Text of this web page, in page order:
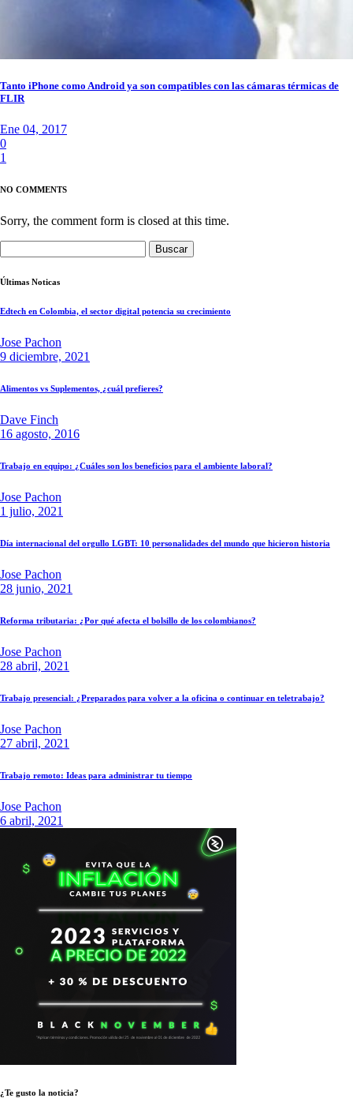
Tanto iPhone como Android ya son compatibles con las cámaras térmicas de
FLIR
Ene 04, 2017
0
1
NO COMMENTS
Sorry, the comment form is closed at this time.
Últimas Noticas
Edtech en Colombia, el sector digital potencia su crecimiento
Jose Pachon
9 diciembre, 2021
Alimentos vs Suplementos, ¿cuál prefieres?
Dave Finch
16 agosto, 2016
Trabajo en equipo: ¿Cuáles son los beneficios para el ambiente laboral?
Jose Pachon
1 julio, 2021
Día internacional del orgullo LGBT: 10 personalidades del mundo que hicieron historia
Jose Pachon
28 junio, 2021
Reforma tributaria: ¿Por qué afecta el bolsillo de los colombianos?
Jose Pachon
28 abril, 2021
Trabajo presencial: ¿Preparados para volver a la oficina o continuar en teletrabajo?
Jose Pachon
27 abril, 2021
Trabajo remoto: Ideas para administrar tu tiempo
Jose Pachon
6 abril, 2021
¿Te gusto la noticia?